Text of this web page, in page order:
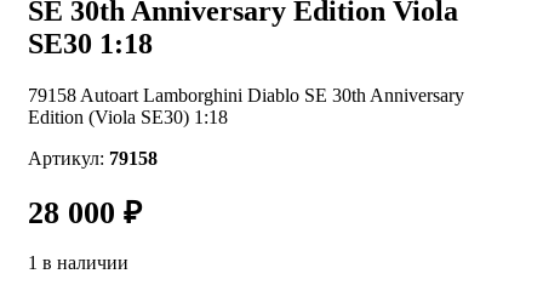
SE 30th Anniversary Edition Viola
SE30 1:18
79158 Autoart Lamborghini Diablo SE 30th Anniversary
Edition (Viola SE30) 1:18
Артикул: 79158
28 000 ₽
1 в наличии